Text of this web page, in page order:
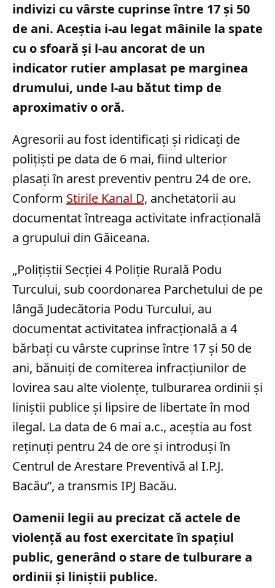
indivizi cu vârste cuprinse între 17 și 50
de ani. Aceștia i-au legat mâinile la spate
cu o sfoară și l-au ancorat de un
indicator rutier amplasat pe marginea
drumului, unde l-au bătut timp de
aproximativ o oră.
Agresorii au fost identificați și ridicați de
polițiști pe data de 6 mai, fiind ulterior
plasați în arest preventiv pentru 24 de ore.
Conform Stirile Kanal D, anchetatorii au
documentat întreaga activitate infracțională
a grupului din Găiceana.
„Polițiștii Secției 4 Poliție Rurală Podu
Turcului, sub coordonarea Parchetului de pe
lângă Judecătoria Podu Turcului, au
documentat activitatea infracțională a 4
bărbați cu vârste cuprinse între 17 și 50 de
ani, bănuiți de comiterea infracțiunilor de
lovirea sau alte violențe, tulburarea ordinii și
liniștii publice și lipsire de libertate în mod
ilegal. La data de 6 mai a.c., aceștia au fost
reținuți pentru 24 de ore și introduși în
Centrul de Arestare Preventivă al I.P.J.
Bacău”, a transmis IPJ Bacău.
Oamenii legii au precizat că actele de
violență au fost exercitate în spațiul
public, generând o stare de tulburare a
ordinii și liniștii publice.